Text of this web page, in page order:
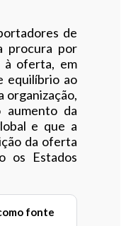
de
procura por
oferta, em
equilíbrio ao
organização,
aumento da
e que a
da oferta
os Estados
fonte